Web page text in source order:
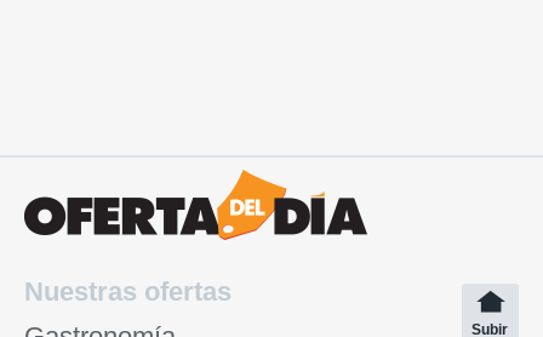
Nuestras ofertas
Subir